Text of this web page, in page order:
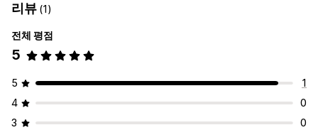
리뷰 (1)
전체 평점
5
5
1
4
0
3
0